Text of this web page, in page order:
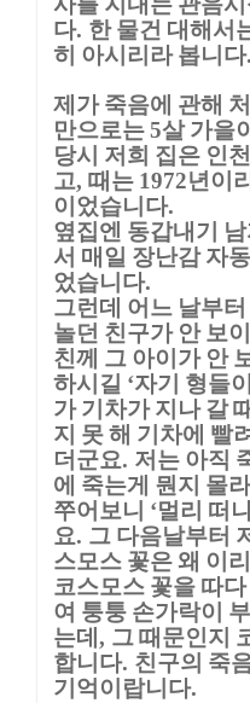
다. 한 물건 대해서
히 아시리라 봅니다.
제가 죽음에 관해
만으로는5살 가을
당시 저희 집은 인
고, 때는 1972년이
이었습니다.
옆집엔 동갑내기
서 매일 장난감 자
었습니다.
그런데 어느 날부
놀던 친구가 안 보
친께 그 아이가 안
하시길 ‘자기 형들
가 기차가 지나 갈
지 못 해 기차에 빨
더군요. 저는 아직
에 죽는게 뭔지 몰
쭈어보니 ‘멀리 떠
요. 그 다음날부터
스모스 꽃은 왜 이
코스모스 꽃을 따
여 퉁퉁 손가락이
는데 , 그 때문인지
합니다. 친구의 죽
기억이랍니다.